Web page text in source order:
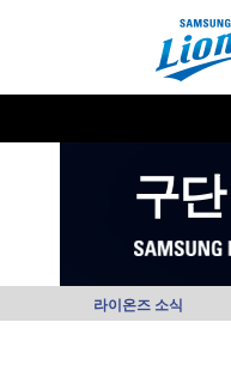
구단
라이온즈 소식